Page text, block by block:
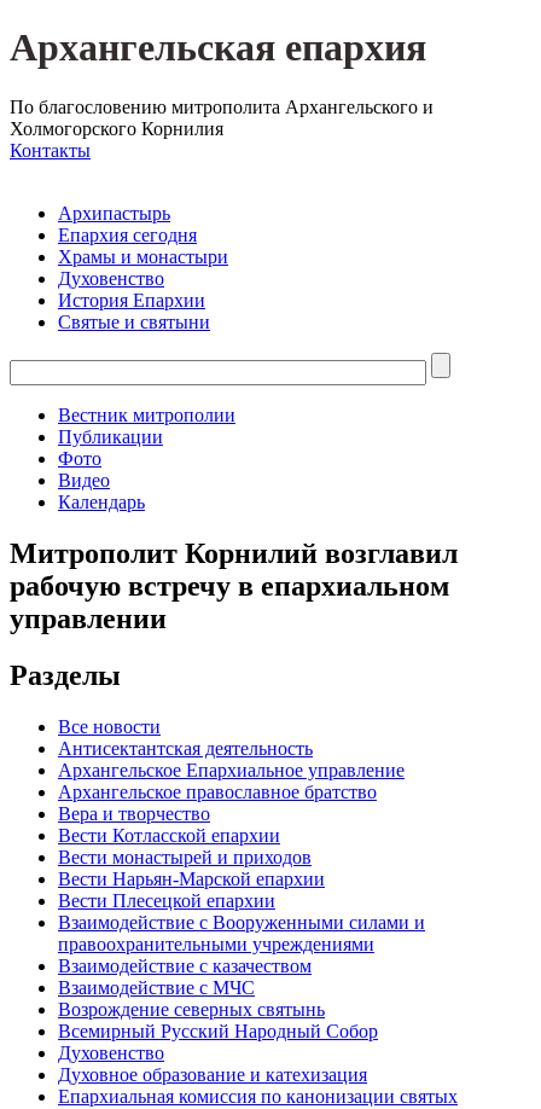
Архангельская епархия
По благословению митрополита Архангельского и
Холмогорского Корнилия
Контакты
Архипастырь
Епархия сегодня
Храмы и монастыри
Духовенство
История Епархии
Святые и святыни
Вестник митрополии
Публикации
Фото
Видео
Календарь
Митрополит Корнилий возглавил
рабочую встречу в епархиальном
управлении
Разделы
Все новости
Антисектантская деятельность
Архангельское Епархиальное управление
Архангельское православное братство
Вера и творчество
Вести Котласской епархии
Вести монастырей и приходов
Вести Нарьян-Марской епархии
Вести Плесецкой епархии
Взаимодействие с Вооруженными силами и
правоохранительными учреждениями
Взаимодействие с казачеством
Взаимодействие с МЧС
Возрождение северных святынь
Всемирный Русский Народный Собор
Духовенство
Духовное образование и катехизация
Епархиальная комиссия по канонизации святых